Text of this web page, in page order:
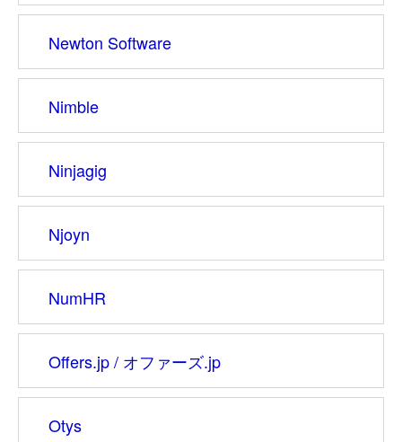
Newton Software
Nimble
Ninjagig
Njoyn
NumHR
Offers.jp / オファーズ.jp
Otys